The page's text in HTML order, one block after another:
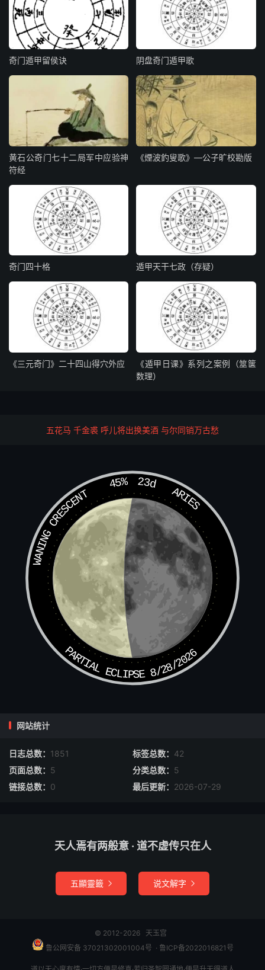
天蓬-申时：有取水人持伞笠至，西方有小儿
打水鼓叫喊为应。造葬后三十日内，鸡窝内
蛇伤人。一百日内，有新妇自缢，淫欲公事
败。
天蓬-酉时：主西方有马至，群鸦飞鸣四噪。
造葬后百日内，家生贵子，僧道作牙，进商
音人田地，大发。
天蓬-戌时：主有老人持杖来，西方雷雨至，
胡须人担箩来。造葬后，有白狗至。六十日
内，因拾得车器，得横财大发。
天蓬-亥时：主小儿成群，女人穿孝服至。造
葬后，因捉贼得财。三年内，出人入道法，
卖符咒水起家。
天芮星克应
授道结交宜天芮，行方值此最不吉，出行用
事皆宜退，修造安营祸难测，贼盗惊惶忧小
有猫狗疯癫伤人，惹官非，六十日内有女人
自缢事，秋冬作用，当进羽音人、田地及妻
女。
天芮-丑时：有金鼓声向西北至，造葬后七
日，有乌龟自林中出，六十日被盗贼退财，
口舌官事至。
天芮-寅时：有瘦妇怀孕至，更有蓑衣人至。
造葬后有奇门旺相，六十日有水牛入屋，大
进血财，加官晋禄，子孙大吉。
天芮-卯时：有女人穿红色衣送物，及贵人骑
日，进东方人产业，因汤火伤小儿，进财。
天芮-辰时：东方树倒伤人，鼓乐声四起，女
人穿红衣至为应。造葬后，雀绕屋飞鸣，因
十日进绝户人田契，一年内因水火发财。
横财，一年内得东邻或妻财产大发。
奇门遁甲留侯诀 阴盘奇门遁甲歌
黄石公奇门七十二局军中应验神
符经
《煙波釣叟歌》—公子旷校勘版
奇门四十格 遁甲天干七政（存疑）
《三元奇门》二十四山得穴外应
《遁甲日课》系列之案例（筮箧
数理）
五花马 千金裘 呼儿将出换美酒 与尔同销万古愁
45% 23d
ARIES
WANING CRESCENT
PARTIAL ECLIPSE 8/28/2026
网站统计
日志总数： 1851 标签总数： 42
页面总数： 5 分类总数： 5
链接总数： 0 最后更新： 2026-07-29
天人焉有两般意 · 道不虚传只在人
五顯靈籤  说文解字 
© 2012-2026 天玉宫
鲁公网安备 37021302001004号 ​​​ · 鲁ICP备2022016821号